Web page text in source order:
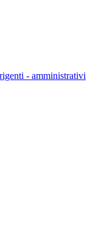
- amministrativi